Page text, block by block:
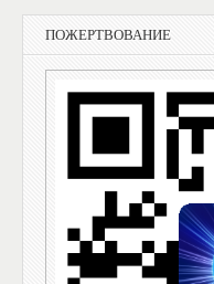
ПОЖЕРТВОВАНИЕ